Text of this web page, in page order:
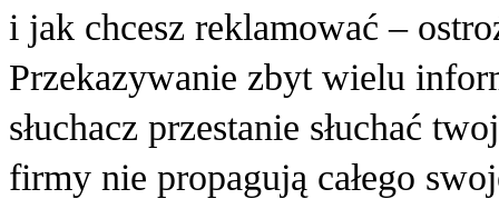
i jak chcesz reklamować –
Przekazywanie zbyt wielu
słuchacz przestanie słuchać
firmy nie propagują całego